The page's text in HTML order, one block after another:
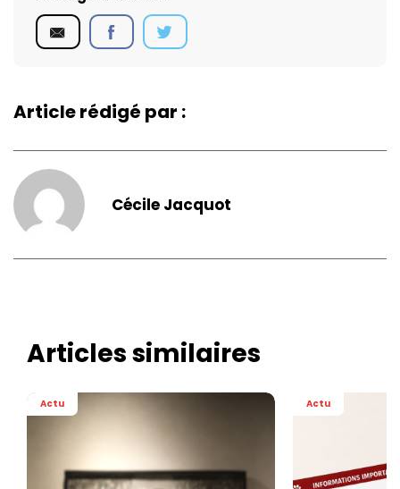
Article rédigé par :
Cécile Jacquot
Articles similaires
Actu Actu